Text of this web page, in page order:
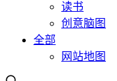
读书
创意脑图
全部
网站地图